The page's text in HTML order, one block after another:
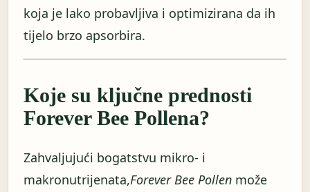
koja je lako probavljiva i optimizirana da ih
tijelo brzo apsorbira.
Koje su ključne prednosti
Forever Bee Pollena?
Zahvaljujući bogatstvu mikro- i
makronutrijenata,Forever Bee Pollen može